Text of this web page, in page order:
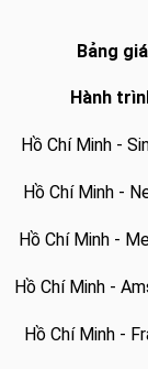
Bảng
Hành
Hồ Chí Minh -
Hồ Chí Minh -
Hồ Chí Minh -
Hồ Chí Minh -
Hồ Chí Minh -